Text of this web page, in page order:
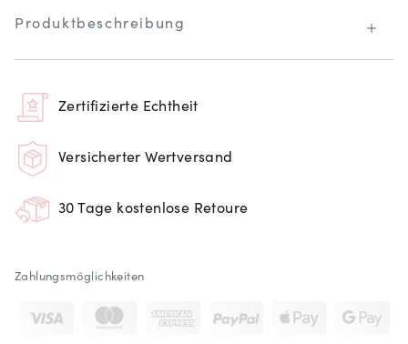
Produktbeschreibung
Zertifizierte Echtheit
Versicherter Wertversand
30 Tage kostenlose Retoure
Zahlungsmöglichkeiten